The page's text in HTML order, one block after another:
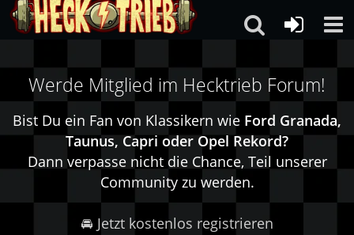
Werde Mitglied im Hecktrieb Forum!
Bist Du ein Fan von Klassikern wie Ford Granada,
Taunus, Capri oder Opel Rekord?
Dann verpasse nicht die Chance, Teil unserer
Community zu werden.
🚘 Jetzt kostenlos registrieren